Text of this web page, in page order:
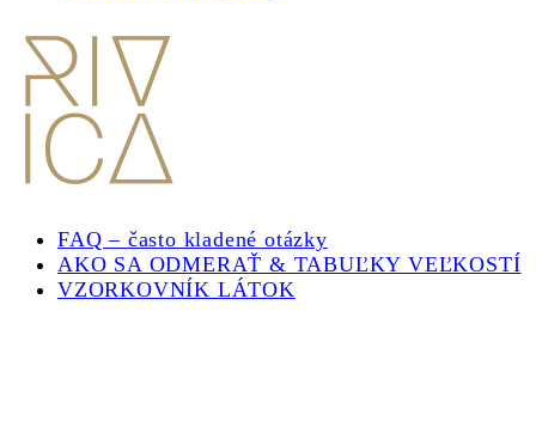
FAQ – často kladené otázky
AKO SA ODMERAŤ & TABUĽKY VEĽKOSTÍ
VZORKOVNÍK LÁTOK